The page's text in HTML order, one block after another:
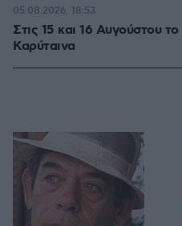
Στις 15 και 16 Αυγούστου
Καρύταινα
05.08.2026, 18:53